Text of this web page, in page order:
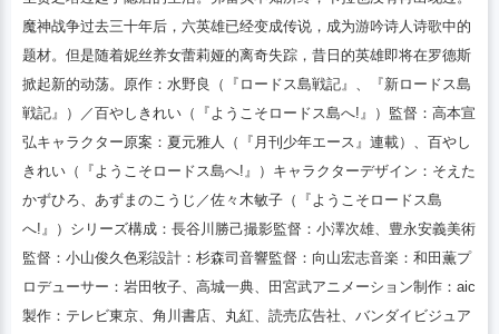
魔神战争过去三十年后，六英雄已经变成传说，成为游吟诗人诗歌中的
题材。但是随着妮丝养女蕾莉娅的离奇失踪，昔日的英雄即将在罗德斯
掀起新的动荡。原作：水野良（『ロードス島戦記』、『新ロードス島
戦記』）／百やしきれい（『ようこそロードス島へ!』）監督：高本宣
弘キャラクター原案：夏元雅人（『月刊少年エース』連載）、百やし
きれい（『ようこそロードス島へ!』）キャラクターデザイン：そえた
かずひろ、あずまのこうじ／佐々木敏子（『ようこそロードス島
へ!』）シリーズ構成：長谷川勝己撮影監督：小澤次雄、豊永安義美術
監督：小山俊久色彩設計：杉森司音響監督：向山宏志音楽：和田薫プ
ロデューサー：岩田牧子、高城一典、田宮武アニメーション制作：aic
製作：テレビ東京、角川書店、丸紅、読売広告社、バンダイビジュア